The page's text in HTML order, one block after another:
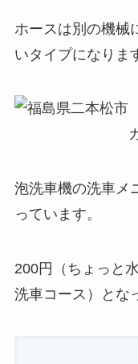
ホースは別の機械
いタイプになりま
泡洗車機の洗車メ
っています。
200円（ちょっと
洗車コース）とな